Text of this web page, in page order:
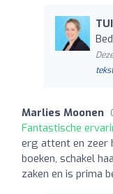
Marlies Moonen
Fantastische
erg attent en zeer
boeken, schakel
zaken en is prima